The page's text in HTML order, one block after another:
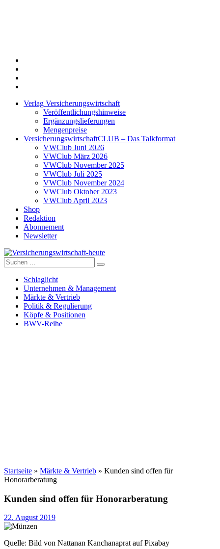
Verlag Versicherungswirtschaft
Veröffentlichungshinweise
Ergänzungslieferungen
Mengenpreise
VersicherungswirtschaftCLUB – Das Talkformat
VWClub Juni 2026
VWClub März 2026
VWClub November 2025
VWClub Juli 2025
VWClub November 2024
VWClub Oktober 2023
VWClub April 2023
Shop
Redaktion
Abonnement
Newsletter
Versicherungswirtschaft-heute
Suche
nach:
Schlaglicht
Unternehmen & Management
Märkte & Vertrieb
Politik & Regulierung
Köpfe & Positionen
BWV-Reihe
Startseite » Märkte & Vertrieb » Kunden sind offen für
Honorarberatung
Kunden sind offen für Honorarberatung
22. August 2019
Quelle: Bild von Nattanan Kanchanaprat auf Pixabay